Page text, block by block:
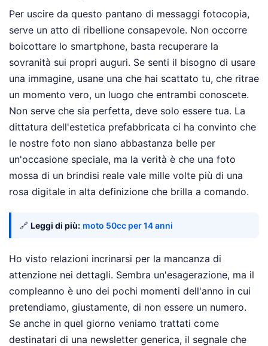
Per uscire da questo pantano di messaggi fotocopia,
serve un atto di ribellione consapevole. Non occorre
boicottare lo smartphone, basta recuperare la
sovranità sui propri auguri. Se senti il bisogno di usare
una immagine, usane una che hai scattato tu, che ritrae
un momento vero, un luogo che entrambi conoscete.
Non serve che sia perfetta, deve solo essere tua. La
dittatura dell'estetica prefabbricata ci ha convinto che
le nostre foto non siano abbastanza belle per
un'occasione speciale, ma la verità è che una foto
mossa di un brindisi reale vale mille volte più di una
rosa digitale in alta definizione che brilla a comando.
🔗 Leggi di più: moto 50cc per 14 anni
Ho visto relazioni incrinarsi per la mancanza di
attenzione nei dettagli. Sembra un'esagerazione, ma il
compleanno è uno dei pochi momenti dell'anno in cui
pretendiamo, giustamente, di non essere un numero.
Se anche in quel giorno veniamo trattati come
destinatari di una newsletter generica, il segnale che